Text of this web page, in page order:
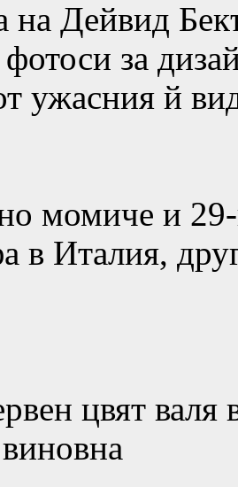
на Дейвид
за
ужасния й
момиче и
в Италия,
цвят валя